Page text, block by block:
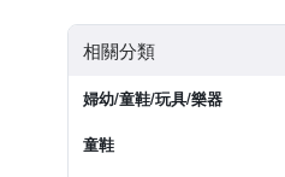
相關分類
婦幼/童鞋/玩具/樂器
童鞋